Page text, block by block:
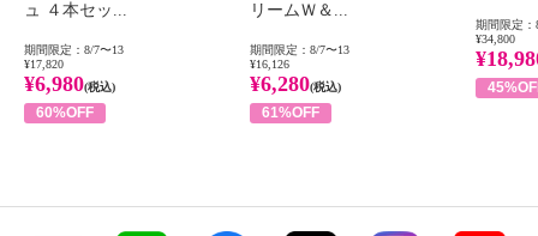
ュ ４本セッ...
期間限定：8/7〜13
¥17,820
¥6,980(税込)
60%OFF
リームＷ＆...
期間限定：8/7〜13
¥16,126
¥6,280(税込)
61%OFF
期間限定：
¥34,800